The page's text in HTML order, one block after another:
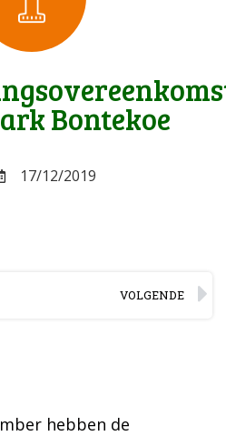
Bontekoe
17/12/2019
VOLGENDE
hebben de